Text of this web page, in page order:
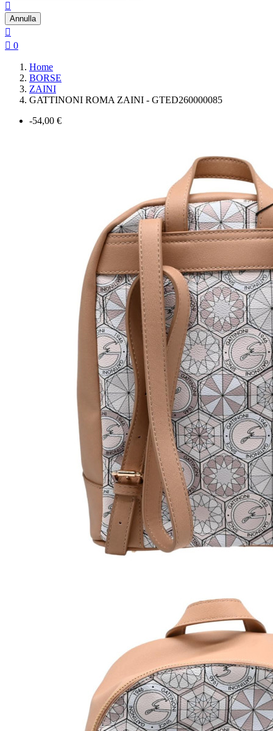

Annulla

 0
Home
BORSE
ZAINI
GATTINONI ROMA ZAINI - GTED260000085
-54,00 €